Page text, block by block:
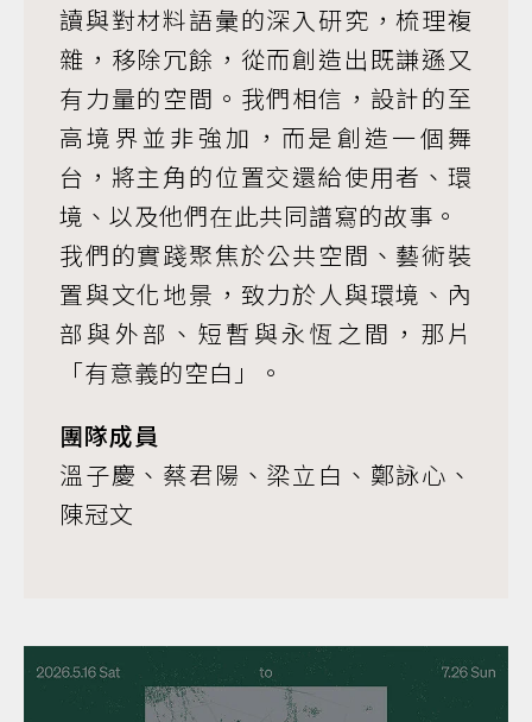
讀與對材料語彙的深入研究，梳理複
雜，移除冗餘，從而創造出既謙遜又
有力量的空間。我們相信，設計的至
高境界並非強加，而是創造一個舞
台，將主角的位置交還給使用者、環
境、以及他們在此共同譜寫的故事。
我們的實踐聚焦於公共空間、藝術裝
置與文化地景，致力於人與環境、內
部與外部、短暫與永恆之間，那片
「有意義的空白」。
團隊成員
溫子慶、蔡君陽、梁立白、鄭詠心、
陳冠文